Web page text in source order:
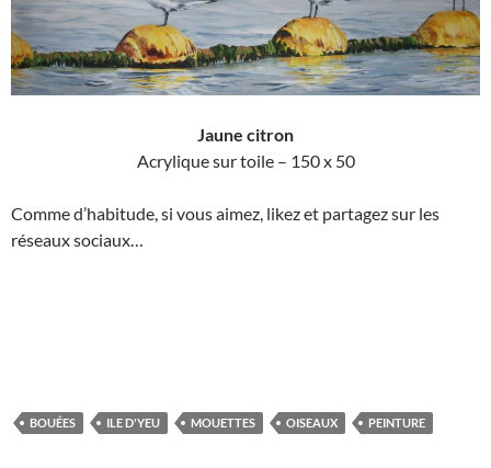
Jaune citron
Acrylique sur toile – 150 x 50
Comme d’habitude, si vous aimez, likez et partagez sur les
réseaux sociaux…
BOUÉES ILE D'YEU MOUETTES OISEAUX PEINTURE